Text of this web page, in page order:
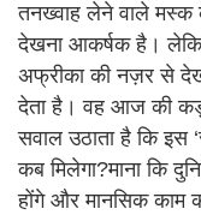
तनख्वाह लेने वाले मस्क
देखना आकर्षक है।
अफ्रीका की नज़र से
देता है। वह आज की
सवाल उठाता है कि इस
कब मिलेगा?माना कि
होंगे और मानसिक काम